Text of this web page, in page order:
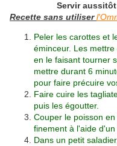
Servir
Recette sans utiliser
Peler les carottes et
éminceur. Les
en le faisant tourner
mettre durant 6
pour faire précuire
Faire cuire les
puis les égoutter.
Couper le poisson
finement à l'aide d'un
Dans un petit